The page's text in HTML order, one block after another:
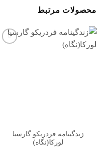
محصولات مرتبط
زندگینامه فردریکو گارسیا
لورکا(نگاه)